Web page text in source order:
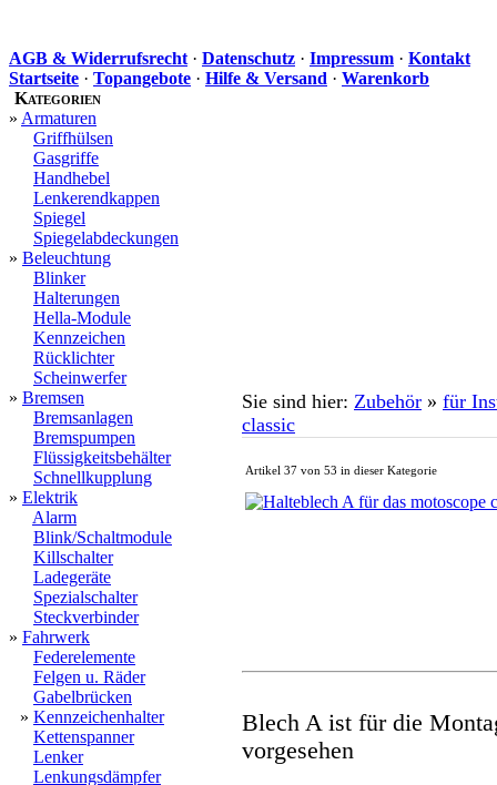
AGB & Widerrufsrecht · Datenschutz · Impressum · Kontakt
Startseite · Topangebote · Hilfe & Versand · Warenkorb
Kategorien
» Armaturen
Griffhülsen
Gasgriffe
Handhebel
Lenkerendkappen
Spiegel
Spiegelabdeckungen
» Beleuchtung
Blinker
Halterungen
Hella-Module
Kennzeichen
Rücklichter
Scheinwerfer
» Bremsen
Bremsanlagen
Bremspumpen
Flüssigkeitsbehälter
Schnellkupplung
» Elektrik
Alarm
Blink/Schaltmodule
Killschalter
Ladegeräte
Spezialschalter
Steckverbinder
» Fahrwerk
Federelemente
Felgen u. Räder
Gabelbrücken
» Kennzeichenhalter
Kettenspanner
Lenker
Lenkungsdämpfer
Sie sind hier: Zubehör » für
classic
Artikel 37 von 53 in dieser Kategorie
Blech A ist für die
vorgesehen